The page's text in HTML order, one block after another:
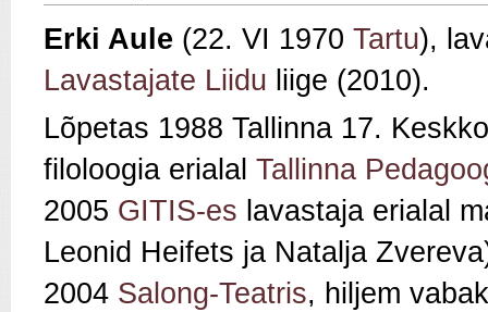
Erki Aule (22. VI 1970 Tartu),
Lavastajate Liidu liige (2010).
Lõpetas 1988 Tallinna 17.
filoloogia erialal Tallinna
2005 GITIS-es lavastaja erialal
Leonid Heifets ja Natalja
2004 Salong-Teatris, hiljem